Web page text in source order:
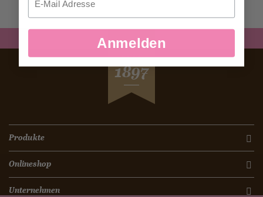
SEIT
1897
Produkte
Onlineshop
Unternehmen
Anmelden